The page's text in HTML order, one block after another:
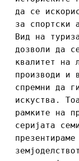
да се
за спортски
Вид на
дозволи да
квалитет на
производи и
спремни да
искуства.
рамките на
серијата